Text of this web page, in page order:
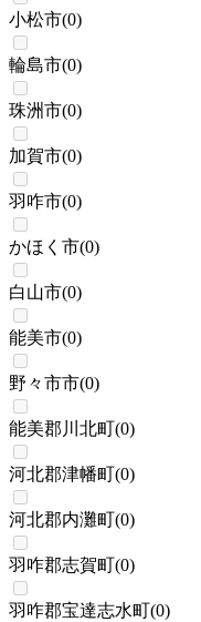
小松市(0)
輪島市(0)
珠洲市(0)
加賀市(0)
羽咋市(0)
かほく市(0)
白山市(0)
能美市(0)
野々市市(0)
能美郡川北町(0)
河北郡津幡町(0)
河北郡内灘町(0)
羽咋郡志賀町(0)
羽咋郡宝達志水町(0)